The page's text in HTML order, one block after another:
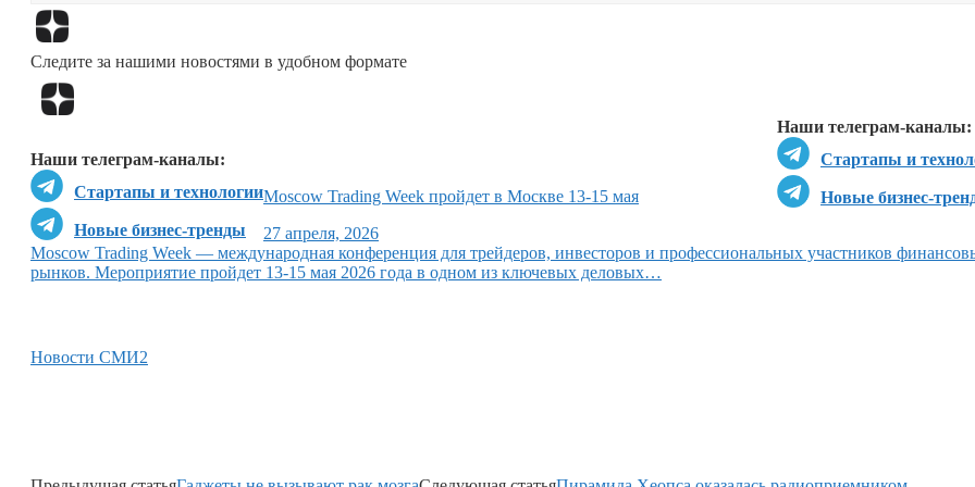
Следите за нашими новостями в удобном формате
Наши телеграм-каналы:
Стартапы и
Новые бизнес-
Наши телеграм-каналы:
Стартапы и технологии
Новые бизнес-тренды
Moscow Trading Week пройдет в Москве 13-15 мая
27 апреля, 2026
Moscow Trading Week — международная конференция для трейдеров, инвесторов и профессиональных участников
рынков. Мероприятие пройдет 13-15 мая 2026 года в одном из ключевых деловых…
Новости СМИ2